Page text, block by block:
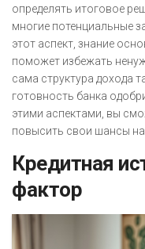
определять итоговое
многие потенциальные
этот аспект, знание
поможет избежать
сама структура дохода
готовность банка
этими аспектами, вы
повысить свои шансы на
Кредитная
фактор